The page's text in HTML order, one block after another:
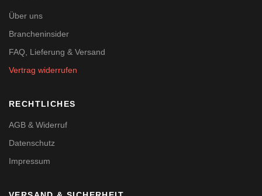
Über uns
Brancheninsider
FAQ, Lieferung & Versand
Vertrag widerrufen
RECHTLICHES
AGB & Widerruf
Datenschutz
Impressum